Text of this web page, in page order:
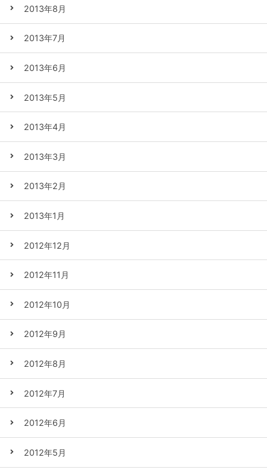
2013年8月
2013年7月
2013年6月
2013年5月
2013年4月
2013年3月
2013年2月
2013年1月
2012年12月
2012年11月
2012年10月
2012年9月
2012年8月
2012年7月
2012年6月
2012年5月